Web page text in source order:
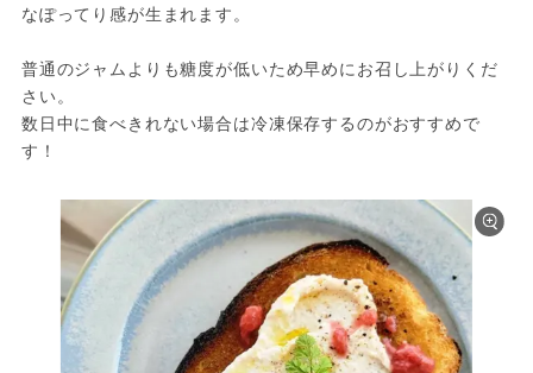
なぽってり感が生まれます。
普通のジャムよりも糖度が低いため早めにお召し上がりくだ
さい。
数日中に食べきれない場合は冷凍保存するのがおすすめで
す！